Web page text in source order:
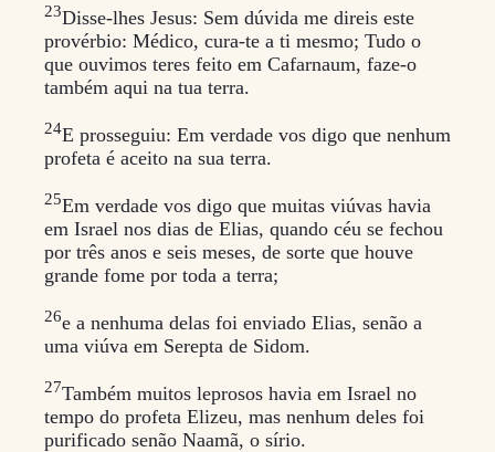
23Disse-lhes Jesus: Sem dúvida me direis este
provérbio: Médico, cura-te a ti mesmo; Tudo o
que ouvimos teres feito em Cafarnaum, faze-o
também aqui na tua terra.
24E prosseguiu: Em verdade vos digo que nenhum
profeta é aceito na sua terra.
25Em verdade vos digo que muitas viúvas havia
em Israel nos dias de Elias, quando céu se fechou
por três anos e seis meses, de sorte que houve
grande fome por toda a terra;
26e a nenhuma delas foi enviado Elias, senão a
uma viúva em Serepta de Sidom.
27Também muitos leprosos havia em Israel no
tempo do profeta Elizeu, mas nenhum deles foi
purificado senão Naamã, o sírio.